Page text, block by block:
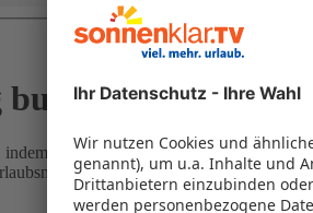
buchen
indem Flug und Hotel in einem Paket
erleben!